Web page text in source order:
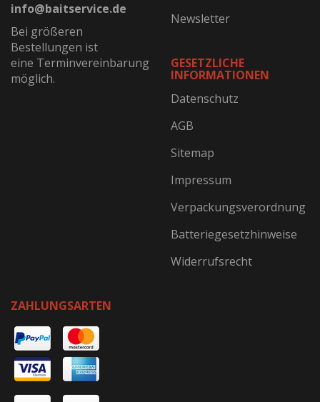
info@baitservice.de
Bei größeren
Bestellungen ist
eine Terminvereinbarung
möglich.
Newsletter
GESETZLICHE
INFORMATIONEN
Datenschutz
AGB
Sitemap
Impressum
Verpackungsverordnung
Batteriegesetzhinweise
Widerrufsrecht
ZAHLUNGSARTEN